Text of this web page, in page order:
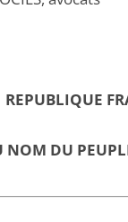
REPUBLIQUE
NOM DU